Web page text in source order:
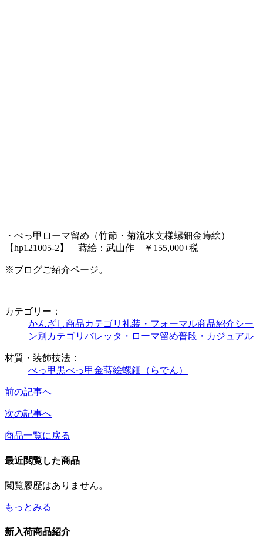
・べっ甲ローマ留め（竹節・菊流水文様螺鈿金蒔絵）
【hp121005-2】 蒔絵：武山作 ￥155,000+税
※ブログご紹介ページ。
カテゴリー：
かんざし商品カテゴリ 礼装・フォーマル商品紹介シー
ン別カテゴリ バレッタ・ローマ留め普段・カジュアル
材質・装飾技法：
べっ甲黒べっ甲金蒔絵螺鈿（らでん）
前の記事へ
次の記事へ
商品一覧に戻る
最近閲覧した商品
閲覧履歴はありません。
もっとみる
新入荷商品紹介